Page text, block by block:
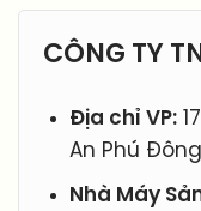
CÔNG TY
Địa chỉ VP:
An Phú
Nhà Máy